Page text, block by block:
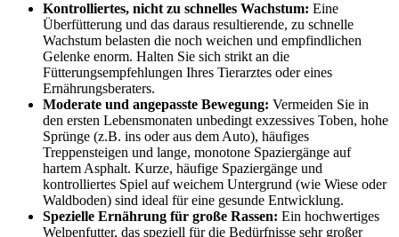
Kontrolliertes, nicht zu schnelles Wachstum: Eine
Überfütterung und das daraus resultierende, zu schnelle
Wachstum belasten die noch weichen und empfindlichen
Gelenke enorm. Halten Sie sich strikt an die
Fütterungsempfehlungen Ihres Tierarztes oder eines
Ernährungsberaters.
Moderate und angepasste Bewegung: Vermeiden Sie in
den ersten Lebensmonaten unbedingt exzessives Toben, hohe
Sprünge (z.B. ins oder aus dem Auto), häufiges
Treppensteigen und lange, monotone Spaziergänge auf
hartem Asphalt. Kurze, häufige Spaziergänge und
kontrolliertes Spiel auf weichem Untergrund (wie Wiese oder
Waldboden) sind ideal für eine gesunde Entwicklung.
Spezielle Ernährung für große Rassen: Ein hochwertiges
Welpenfutter, das speziell für die Bedürfnisse sehr großer